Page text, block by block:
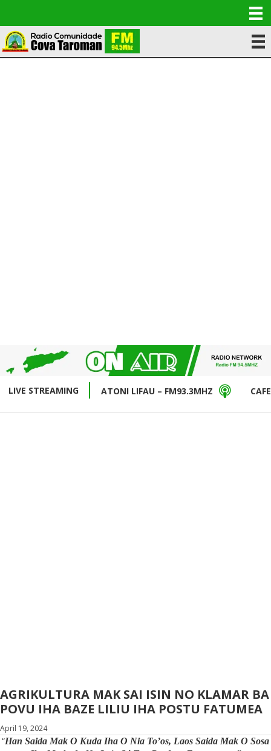
LIVE STREAMING ATONI LIFAU – FM93.3MHZ
AGRIKULTURA MAK SAI ISIN NO KLAMAR BA
POVU IHA BAZE LILIU IHA POSTU FATUMEA
April 19, 2024
“Han Saida Mak O Kuda Iha O Nia To’os, Laos Saida Mak O Sosa